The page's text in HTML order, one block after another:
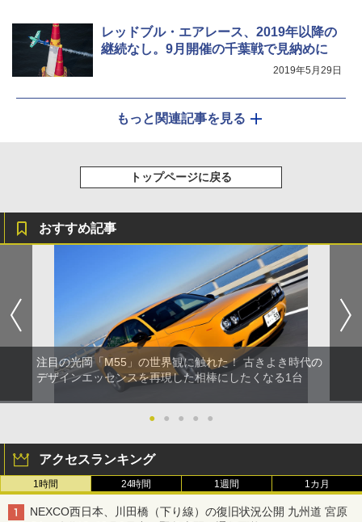
レッドブル・エアレース、2019年以降の
継続なし。9月開催の千葉戦で見納めに
2019年5月29日
もっと関連記事を見る
トップページに戻る
おすすめ記事
注目の光岡「M55」の世界観に触れた！ 古きよき時代の
デザインエッセンスを再現した相棒にしたくなる1台
● ● ● ● ●
アクセスランキング
1時間 24時間 1週間 1カ月
NEXCO西日本、川田橋（下り線）の復旧状況公開 九州道 宮原